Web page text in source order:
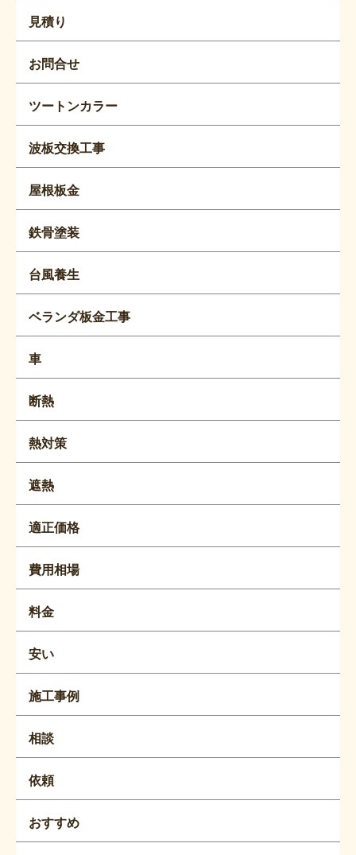
見積り
お問合せ
ツートンカラー
波板交換工事
屋根板金
鉄骨塗装
台風養生
ベランダ板金工事
車
断熱
熱対策
遮熱
適正価格
費用相場
料金
安い
施工事例
相談
依頼
おすすめ